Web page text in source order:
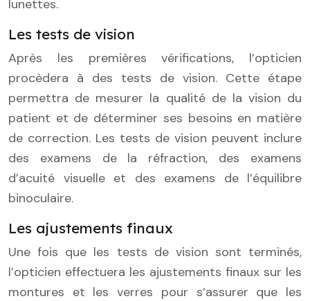
lunettes.
Les tests de vision
Après les premières vérifications, l’opticien
procèdera à des tests de vision. Cette étape
permettra de mesurer la qualité de la vision du
patient et de déterminer ses besoins en matière
de correction. Les tests de vision peuvent inclure
des examens de la réfraction, des examens
d’acuité visuelle et des examens de l’équilibre
binoculaire.
Les ajustements finaux
Une fois que les tests de vision sont terminés,
l’opticien effectuera les ajustements finaux sur les
montures et les verres pour s’assurer que les